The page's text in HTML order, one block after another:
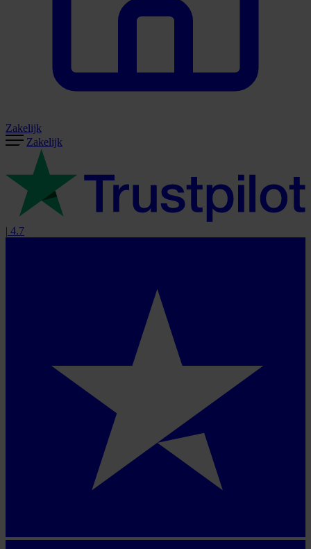
Zakelijk
Zakelijk
| 4.7